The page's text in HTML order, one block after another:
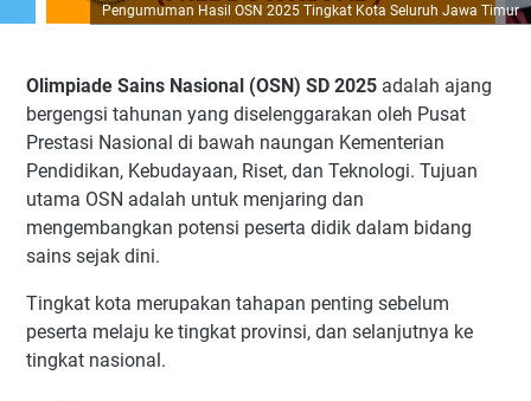
Pengumuman Hasil OSN 2025 Tingkat Kota Seluruh Jawa Timur
Olimpiade Sains Nasional (OSN) SD 2025 adalah ajang
bergengsi tahunan yang diselenggarakan oleh Pusat
Prestasi Nasional di bawah naungan Kementerian
Pendidikan, Kebudayaan, Riset, dan Teknologi. Tujuan
utama OSN adalah untuk menjaring dan
mengembangkan potensi peserta didik dalam bidang
sains sejak dini.
Tingkat kota merupakan tahapan penting sebelum
peserta melaju ke tingkat provinsi, dan selanjutnya ke
tingkat nasional.